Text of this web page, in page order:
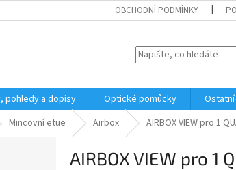
OBCHODNÍ PODMÍNKY
pohledy a dopisy Optické pomůcky
Mincovní etue Airbox AIRBOX VIEW pro 1
AIRBOX VIEW pro 1